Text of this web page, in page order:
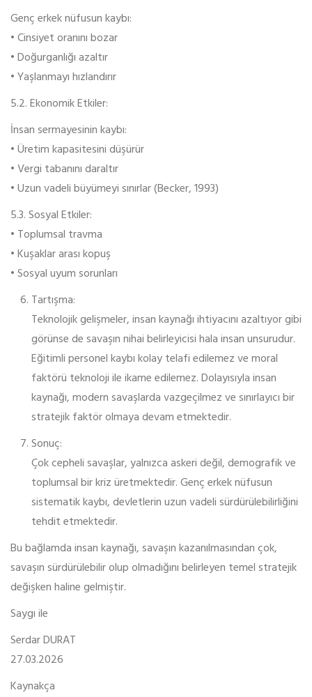
Genç erkek nüfusun kaybı:
• Cinsiyet oranını bozar
• Doğurganlığı azaltır
• Yaşlanmayı hızlandırır
5.2. Ekonomik Etkiler:
İnsan sermayesinin kaybı:
• Üretim kapasitesini düşürür
• Vergi tabanını daraltır
• Uzun vadeli büyümeyi sınırlar (Becker, 1993)
5.3. Sosyal Etkiler:
• Toplumsal travma
• Kuşaklar arası kopuş
• Sosyal uyum sorunları
Tartışma:
Teknolojik gelişmeler, insan kaynağı ihtiyacını azaltıyor gibi
görünse de savaşın nihai belirleyicisi hala insan unsurudur.
Eğitimli personel kaybı kolay telafi edilemez ve moral
faktörü teknoloji ile ikame edilemez. Dolayısıyla insan
kaynağı, modern savaşlarda vazgeçilmez ve sınırlayıcı bir
stratejik faktör olmaya devam etmektedir.
Sonuç:
Çok cepheli savaşlar, yalnızca askeri değil, demografik ve
toplumsal bir kriz üretmektedir. Genç erkek nüfusun
sistematik kaybı, devletlerin uzun vadeli sürdürülebilirliğini
tehdit etmektedir.
Bu bağlamda insan kaynağı, savaşın kazanılmasından çok,
savaşın sürdürülebilir olup olmadığını belirleyen temel stratejik
değişken haline gelmiştir.
Saygı ile
Serdar DURAT
27.03.2026
Kaynakça